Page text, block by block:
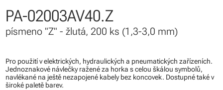
PA-02003AV40.Z
písmeno "Z" - žlutá, 200 ks (1,3-3,0 mm)
Pro použití v elektrických, hydraulických a pneumatických zařízeních.
Jednoznakové návlečky ražené za horka s celou škálou symbolů,
navlékané na ještě nezapojené kabely bez koncovek. Dostupné také v
široké paletě barev.